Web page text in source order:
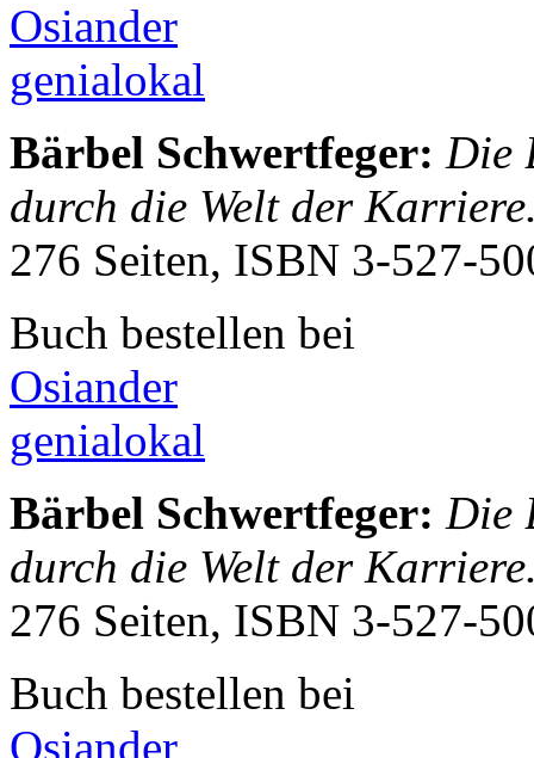
Osiander
genialokal
Bärbel Schwertfeger: Die
durch die Welt der
276 Seiten, ISBN 3-527-
Buch bestellen bei
Osiander
genialokal
Bärbel Schwertfeger: Die
durch die Welt der
276 Seiten, ISBN 3-527-
Buch bestellen bei
Osiander